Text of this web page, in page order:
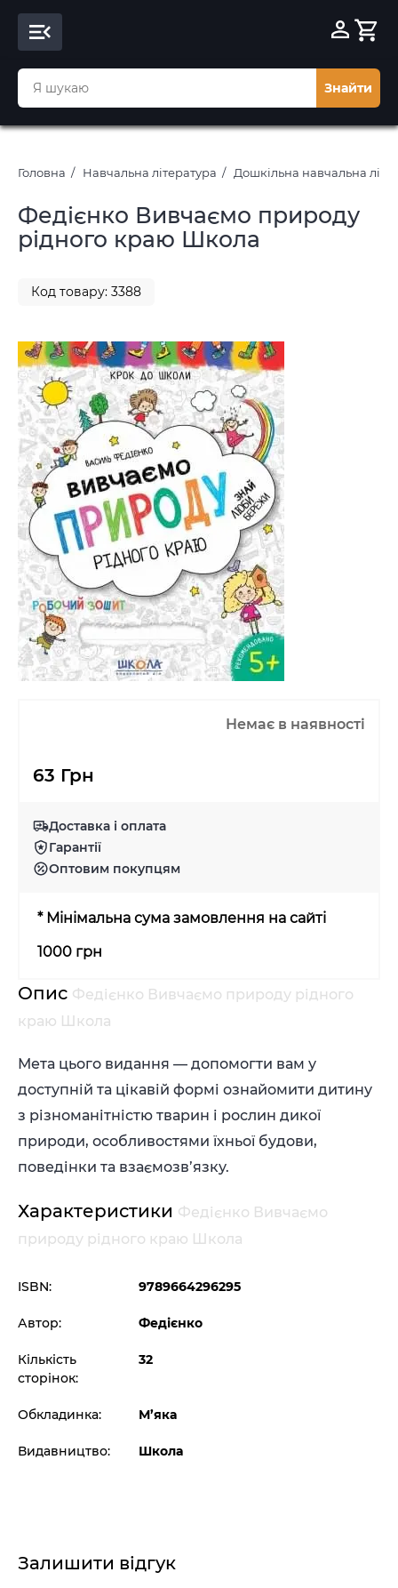
Знайти
Головна Навчальна література Дошкільна навчальна
Федієнко Вивчаємо природу
рідного краю Школа
Код товару: 3388
Немає в наявності
63 Грн
Доставка і оплата
Гарантії
Оптовим покупцям
* Мінімальна сума замовлення на сайті
1000 грн
Опис Федієнко Вивчаємо природу рідного
краю Школа
Мета цього видання — допомогти вам у
доступній та цікавій формі ознайомити дитину
з різноманітністю тварин і рослин дикої
природи, особливостями їхньої будови,
поведінки та взаємозв’язку.
Характеристики Федієнко Вивчаємо
природу рідного краю Школа
ISBN: 9789664296295
Автор: Федієнко
Кількість
сторінок:
32
Обкладинка: М’яка
Видавництво: Школа
Залишити відгук